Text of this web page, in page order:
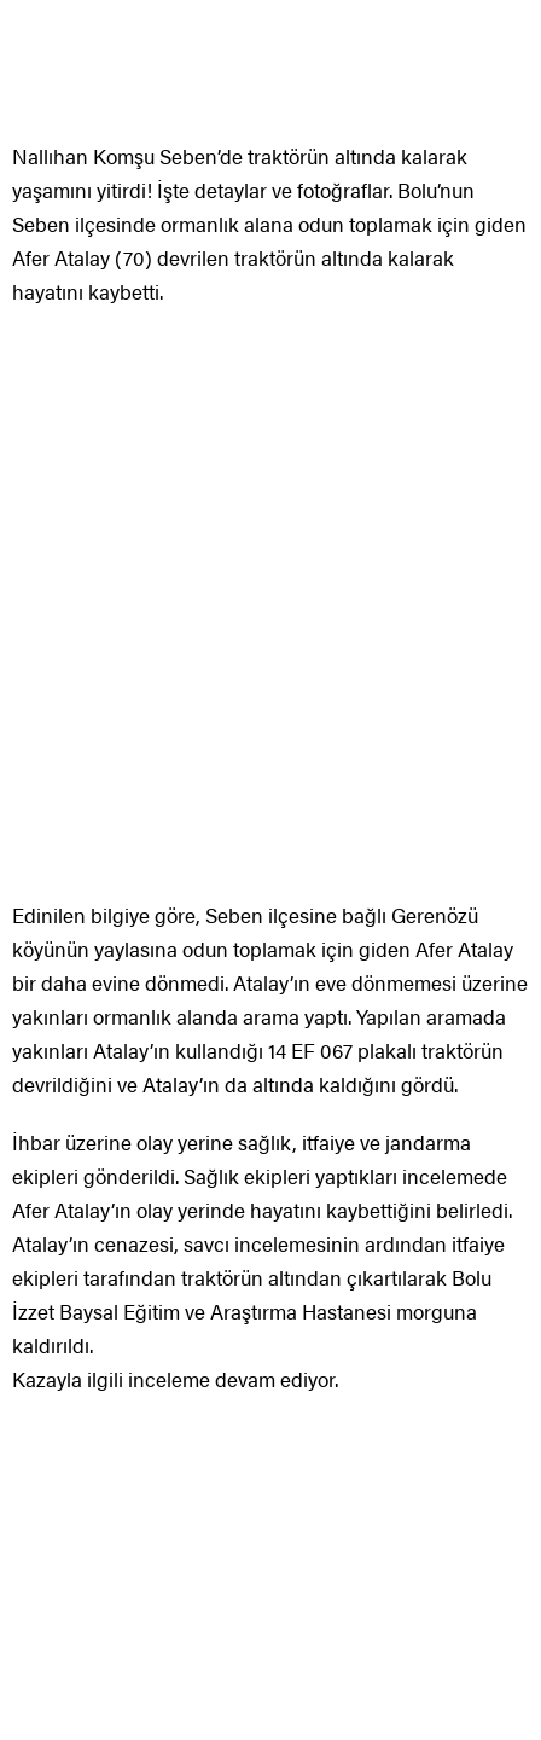
Nallıhan Komşu Seben’de traktörün altında kalarak
yaşamını yitirdi! İşte detaylar ve fotoğraflar. Bolu’nun
Seben ilçesinde ormanlık alana odun toplamak için giden
Afer Atalay (70) devrilen traktörün altında kalarak
hayatını kaybetti.
Edinilen bilgiye göre, Seben ilçesine bağlı Gerenözü
köyünün yaylasına odun toplamak için giden Afer Atalay
bir daha evine dönmedi. Atalay’ın eve dönmemesi üzerine
yakınları ormanlık alanda arama yaptı. Yapılan aramada
yakınları Atalay’ın kullandığı 14 EF 067 plakalı traktörün
devrildiğini ve Atalay’ın da altında kaldığını gördü.
İhbar üzerine olay yerine sağlık, itfaiye ve jandarma
ekipleri gönderildi. Sağlık ekipleri yaptıkları incelemede
Afer Atalay’ın olay yerinde hayatını kaybettiğini belirledi.
Atalay’ın cenazesi, savcı incelemesinin ardından itfaiye
ekipleri tarafından traktörün altından çıkartılarak Bolu
İzzet Baysal Eğitim ve Araştırma Hastanesi morguna
kaldırıldı.
Kazayla ilgili inceleme devam ediyor.